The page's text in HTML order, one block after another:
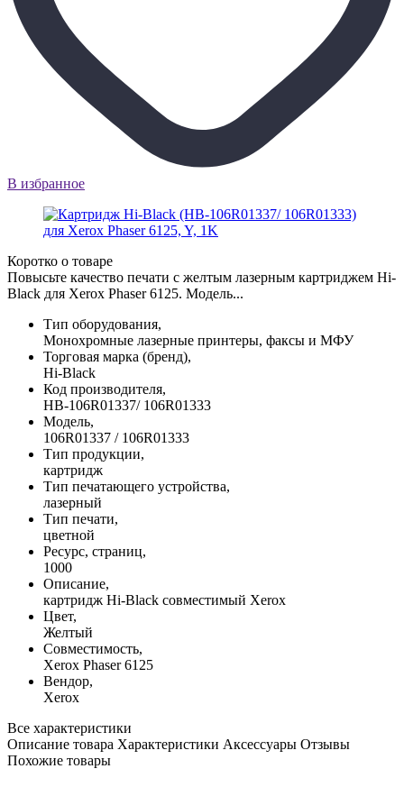
В избранное
Коротко о товаре
Повысьте качество печати с желтым лазерным картриджем Hi-
Black для Xerox Phaser 6125. Модель...
Тип оборудования,
Монохромные лазерные принтеры, факсы и МФУ
Торговая марка (бренд),
Hi-Black
Код производителя,
HB-106R01337/ 106R01333
Модель,
106R01337 / 106R01333
Тип продукции,
картридж
Тип печатающего устройства,
лазерный
Тип печати,
цветной
Ресурс, страниц,
1000
Описание,
картридж Hi-Black совместимый Xerox
Цвет,
Желтый
Совместимость,
Xerox Phaser 6125
Вендор,
Xerox
Все характеристики
Описание товара Характеристики Аксессуары Отзывы
Похожие товары